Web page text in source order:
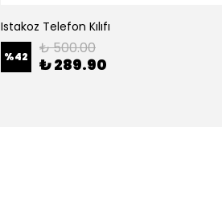
Istakoz Telefon Kılıfı
%42 ₺ 500.00
₺ 289.90